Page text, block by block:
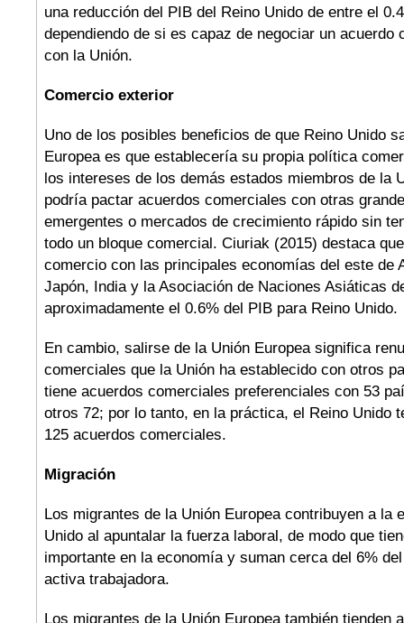
una reducción del PIB del Reino Unido de entre el
dependiendo de si es capaz de negociar un acuerdo
con la Unión.
Comercio exterior
Uno de los posibles beneficios de que Reino Unido
Europea es que establecería su propia política
los intereses de los demás estados miembros de la
podría pactar acuerdos comerciales con otras
emergentes o mercados de crecimiento rápido sin
todo un bloque comercial. Ciuriak (2015) destaca
comercio con las principales economías del este de
Japón, India y la Asociación de Naciones Asiáticas
aproximadamente el 0.6% del PIB para Reino Unido.
En cambio, salirse de la Unión Europea significa
comerciales que la Unión ha establecido con otros
tiene acuerdos comerciales preferenciales con 53
otros 72; por lo tanto, en la práctica, el Reino Unido
125 acuerdos comerciales.
Migración
Los migrantes de la Unión Europea contribuyen a la
Unido al apuntalar la fuerza laboral, de modo que
importante en la economía y suman cerca del 6%
activa trabajadora.
Los migrantes de la Unión Europea también tienden